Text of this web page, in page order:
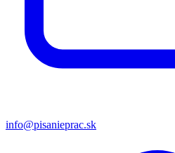
info@pisanieprac.sk